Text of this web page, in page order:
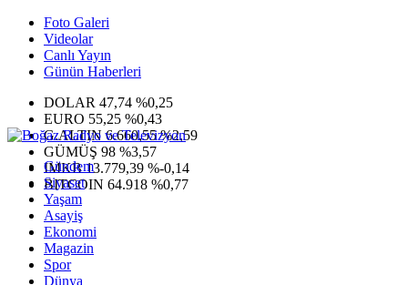
Foto Galeri
Videolar
Canlı Yayın
Günün Haberleri
DOLAR 47,74 %0,25
EURO 55,25 %0,43
G.ALTIN6.660,55 %2,59
GÜMÜŞ 98 %3,57
IMKB13.779,39 %-0,14
BITCOIN 64.918 %0,77
Gündem
Siyaset
Yaşam
Asayiş
Ekonomi
Magazin
Spor
Dünya